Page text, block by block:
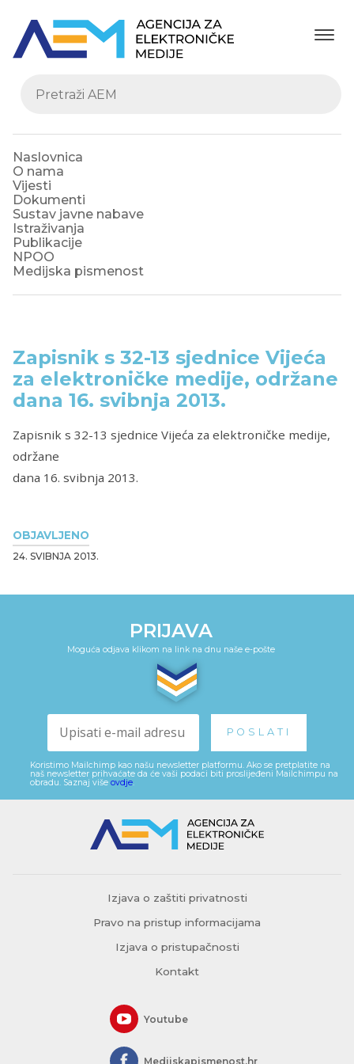
Naslovnica
O nama
Vijesti
Dokumenti
Sustav javne nabave
Istraživanja
Publikacije
NPOO
Medijska pismenost
OBJAVLJENO
24. SVIBNJA 2013.
Zapisnik s 32-13 sjednice Vijeća
za elektroničke medije, održane
dana 16. svibnja 2013.
Zapisnik s 32-13 sjednice Vijeća za elektroničke medije,
održane
dana 16. svibnja 2013.
PRIJAVA
Moguća odjava klikom na link na dnu naše e-pošte
Koristimo Mailchimp kao našu newsletter platformu. Ako se pretplatite na
naš newsletter prihvaćate da će vaši podaci biti proslijeđeni Mailchimpu na
obradu. Saznaj više ovdje
Izjava o zaštiti privatnosti
Pravo na pristup informacijama
Izjava o pristupačnosti
Kontakt
Youtube
Medijskapismenost.hr